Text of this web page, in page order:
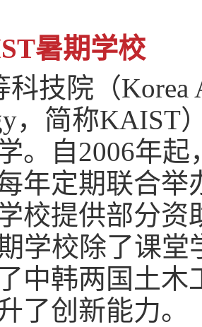
暑期学校
科技院（Korea
，简称KAIST
。自2006年起
年定期联合举
校提供部分资
学校除了课堂
中韩两国土木
了创新能力。